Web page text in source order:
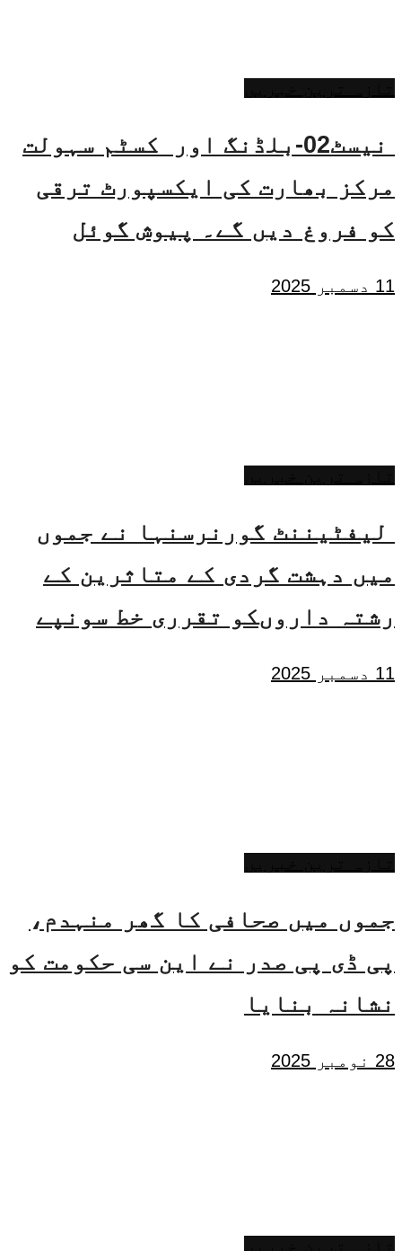
نیسٹ02-بلڈنگ اور کسٹم سہولت
مرکز بھارت کی ایکسپورٹ ترقی
کو فروغ دیں گے۔ پیوش گوئل
11 دسمبر 2025
لیفٹیننٹ گورنرسنہا نے جموں
میں دہشت گردی کے متاثرین کے
رشتہ داروںکو تقرری خط سونپے
11 دسمبر 2025
جموں میں صحافی کا گھر منہدم،
پی ڈی پی صدر نے این سی حکومت کو
نشانہ بنایا
28 نومبر 2025